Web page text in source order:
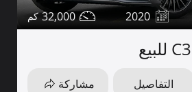
2020
32,000
التفاصيل مشاركة